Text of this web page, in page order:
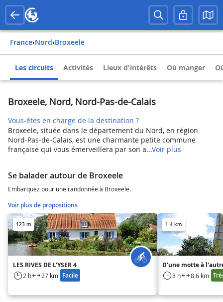
France› Nord› Broxeele
Les circuits Activités Lieux d'intérêts Où manger
Broxeele, Nord, Nord-Pas-de-Calais
Vous-êtes en charge de la destination ?
Broxeele, située dans le département du Nord, en région
Nord-Pas-de-Calais, est une charmante petite commune
française qui vous émerveillera par son a...Voir plus
Se balader autour de Broxeele
Embarquez pour une randonnée à Broxeele.
Voir plus de propositions
123 m
LES RIVES DE L'YSER 4
2 h 27 km Facile
1.4 km
D'une motte à
3 h 8.6 km